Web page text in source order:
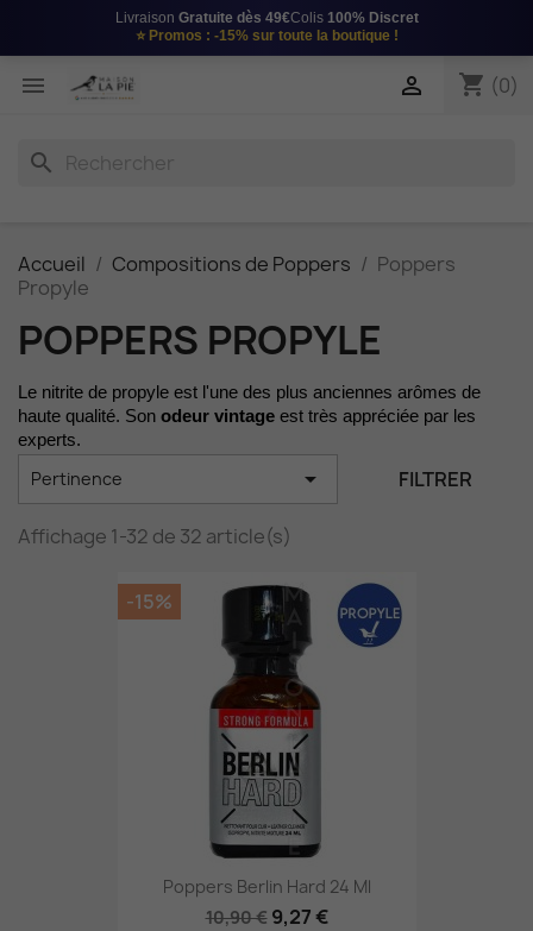
Livraison Gratuite dès 49€Colis 100% Discret
⭐ Promos : -15%sur toute la boutique !
 shopping_cart (0)

search
Accueil Compositions de Poppers
Poppers
Propyle
POPPERS PROPYLE
Le nitrite de propyle est l'une des plus anciennes arômes de
haute qualité. Son odeur vintage est très appréciée par les
experts.
Pertinence  FILTRER
Affichage 1-32 de 32 article(s)
Poppers Berlin Hard 24 Ml
10,90 € 9,27 €
-15%